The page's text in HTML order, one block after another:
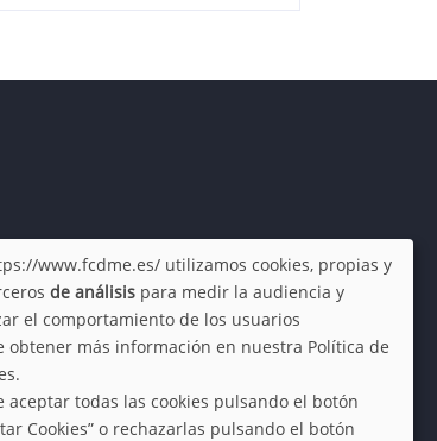
www.fcdme.es/ utilizamos cookies, propias y
de análisis para medir la audiencia y
el comportamiento de los usuarios
obtener más información en nuestra Política de
aceptar todas las cookies pulsando el botón
Cookies” o rechazarlas pulsando el botón